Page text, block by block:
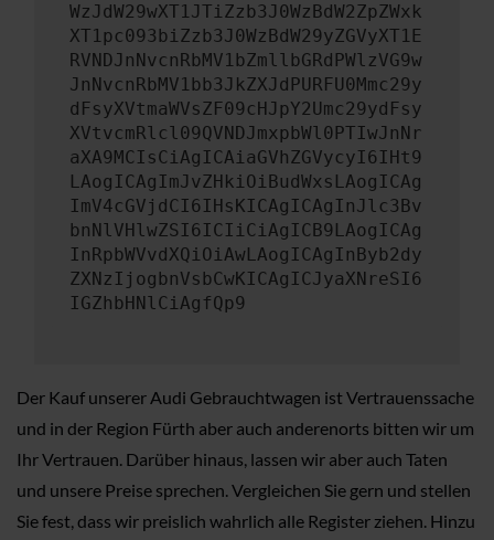
WzJdW29wXT1JTiZzb3J0WzBdW2ZpZWxk
XT1pc093biZzb3J0WzBdW29yZGVyXT1E
RVNDJnNvcnRbMV1bZmllbGRdPWlzVG9w
JnNvcnRbMV1bb3JkZXJdPURFU0Mmc29y
dFsyXVtmaWVsZF09cHJpY2Umc29ydFsy
XVtvcmRlcl09QVNDJmxpbWl0PTIwJnNr
aXA9MCIsCiAgICAiaGVhZGVycyI6IHt9
LAogICAgImJvZHkiOiBudWxsLAogICAg
ImV4cGVjdCI6IHsKICAgICAgInJlc3Bv
bnNlVHlwZSI6ICIiCiAgICB9LAogICAg
InRpbWVvdXQiOiAwLAogICAgInByb2dy
ZXNzIjogbnVsbCwKICAgICJyaXNreSI6
IGZhbHNlCiAgfQp9
Der Kauf unserer Audi Gebrauchtwagen ist Vertrauenssache
und in der Region Fürth aber auch anderenorts bitten wir um
Ihr Vertrauen. Darüber hinaus, lassen wir aber auch Taten
und unsere Preise sprechen. Vergleichen Sie gern und stellen
Sie fest, dass wir preislich wahrlich alle Register ziehen. Hinzu